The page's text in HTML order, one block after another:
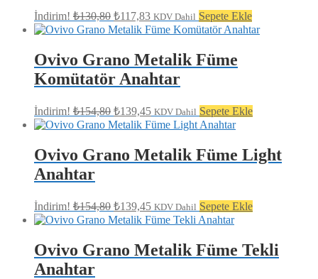
İndirim! ₺130,80 Orijinal
fiyat:
₺117,83 Şu
andaki
fiyat:
₺117,83.
KDV Dahil Sepete Ekle
Ovivo Grano Metalik Füme
Komütatör Anahtar
İndirim! ₺154,80 Orijinal
fiyat:
₺139,45 Şu
andaki
fiyat:
₺139,45.
KDV Dahil Sepete Ekle
Ovivo Grano Metalik Füme Light
Anahtar
İndirim! ₺154,80 Orijinal
fiyat:
₺139,45 Şu
andaki
fiyat:
₺139,45.
KDV Dahil Sepete Ekle
Ovivo Grano Metalik Füme Tekli
Anahtar